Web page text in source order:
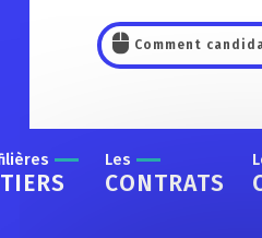
Comment
Les
CONTRATS